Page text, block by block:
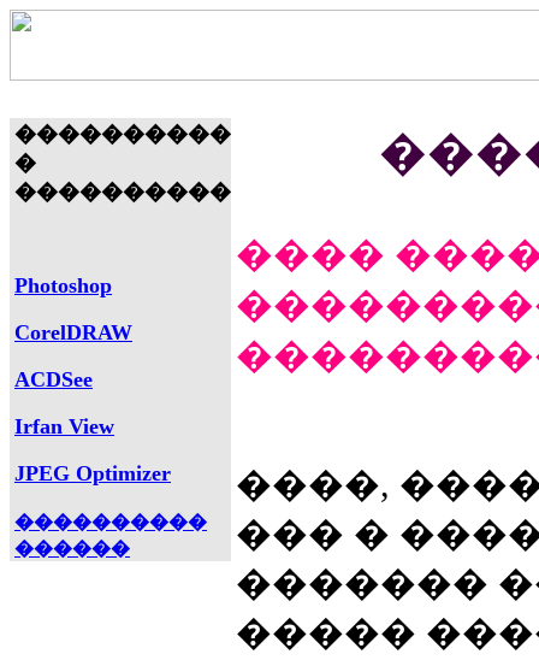
����������
�
����������
Photoshop
CorelDRAW
ACDSee
Irfan View
JPEG Optimizer
����������
������
����
����,
��� �
�������
�����